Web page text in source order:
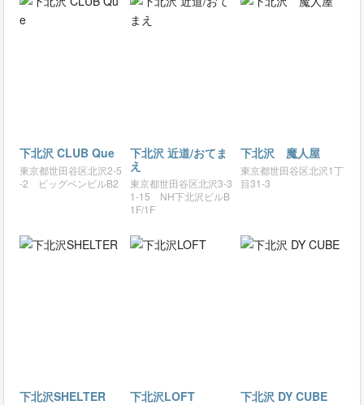
下北沢 CLUB Que
東京都世田谷区北沢2-5
-2 ビッグベンビルB2
下北沢 近道/おてま
え
東京都世田谷区北沢3-3
1-15 NH下北沢ビルB
1F/1F
下北沢 魔人屋
東京都世田谷区北沢1丁
目31-3
下北沢SHELTER 下北沢LOFT 下北沢 DY CUBE